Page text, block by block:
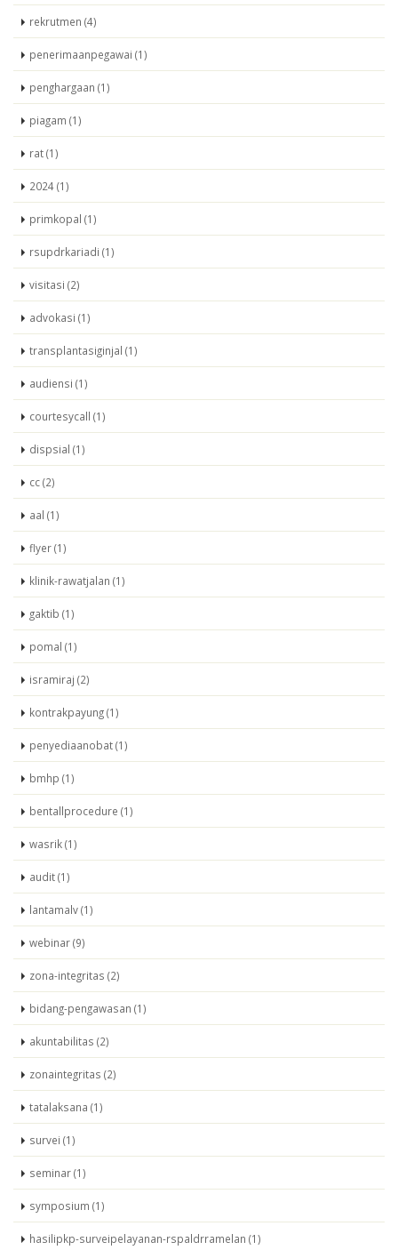
rekrutmen (4)
penerimaanpegawai (1)
penghargaan (1)
piagam (1)
rat (1)
2024 (1)
primkopal (1)
rsupdrkariadi (1)
visitasi (2)
advokasi (1)
transplantasiginjal (1)
audiensi (1)
courtesycall (1)
dispsial (1)
cc (2)
aal (1)
flyer (1)
klinik-rawatjalan (1)
gaktib (1)
pomal (1)
isramiraj (2)
kontrakpayung (1)
penyediaanobat (1)
bmhp (1)
bentallprocedure (1)
wasrik (1)
audit (1)
lantamalv (1)
webinar (9)
zona-integritas (2)
bidang-pengawasan (1)
akuntabilitas (2)
zonaintegritas (2)
tatalaksana (1)
survei (1)
seminar (1)
symposium (1)
hasilipkp-surveipelayanan-rspaldrramelan (1)